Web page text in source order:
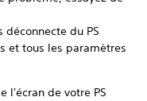
du PS
et tous les paramètres
l'écran de votre PS